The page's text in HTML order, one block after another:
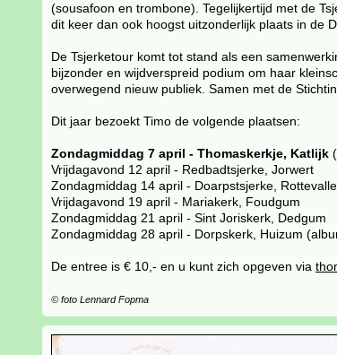
(sousafoon en trombone). Tegelijkertijd met de
dit keer dan ook hoogst uitzonderlijk plaats in de
De Tsjerketour komt tot stand als een
bijzonder en wijdverspreid podium om haar
overwegend nieuw publiek. Samen met de
Dit jaar bezoekt Timo de volgende plaatsen:
Zondagmiddag 7 april - Thomaskerkje, Katlijk
Vrijdagavond 12 april - Redbadtsjerke, Jorwert
Zondagmiddag 14 april - Doarpstsjerke, Rottevalle
Vrijdagavond 19 april - Mariakerk, Foudgum
Zondagmiddag 21 april - Sint Joriskerk, Dedgum
Zondagmiddag 28 april - Dorpskerk, Huizum
De entree is € 10,- en u kunt zich opgeven via
© foto Lennard Fopma